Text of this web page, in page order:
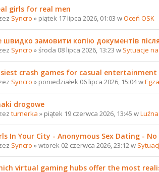
girls for real men
Syncro » piątek 17 lipca 2026, 01:03 wOceń OSK
швидко замовити копію документів
Syncro » środa 08 lipca 2026, 13:23 w Sytuacje
crash games for casual
Syncro » poniedziałek 06 lipca 2026, 15:04 w
drogowe
turnerka » piątek 19 czerwca 2026, 13:45 w
In Your City - Anonymous Sex Dating - No
Syncro » wtorek 02 czerwca 2026, 23:12 w
virtual gaming hubs offer the most